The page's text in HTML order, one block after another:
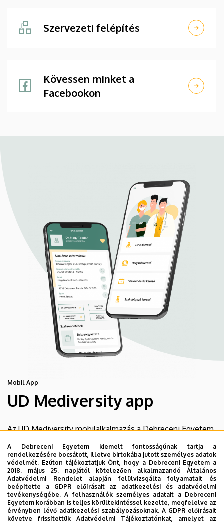
A Debreceni Egyetem kiemelt fontosságúnak tartja a
rendelkezésére bocsátott, illetve birtokába jutott személyes adatok
védelmét. Ezúton tájékoztatjuk Önt, hogy a Debreceni Egyetem a
2018. május 25. napjától kötelezően alkalmazandó Általános
Adatvédelmi Rendelet alapján felülvizsgálta folyamatait és
beépítette a GDPR előírásait az adatkezelési és adatvédelmi
tevékenységébe. A felhasználók személyes adatait a Debreceni
Egyetem korábban is teljes körültekintéssel kezelte, megfelelve az
érvényben lévő adatkezelési szabályozásoknak. A GDPR előírásait
követve frissítettük Adatvédelmi Tájékoztatónkat, amelyet az
Szervezeti felépítés
Kövessen minket a
Facebookon
Mobil App
UD Mediversity app
Az UD Mediversity mobilalkalmazás a Debreceni Egyetem
előremutató fejlesztése, melynek célja, hogy a betegek
és a hozzátartozók egyszerűen, gyorsan
eligazodhassanak a Klinikai Központ szolgáltatásai
között, mert az Ön egészsége a mi prioritásunk. A
Debreceni Egyetem egészségügyi ellátáskereső
alkalmazása lehetővé teszi felhasználói számára az
egyetem egészségügyi információihoz való naprakész